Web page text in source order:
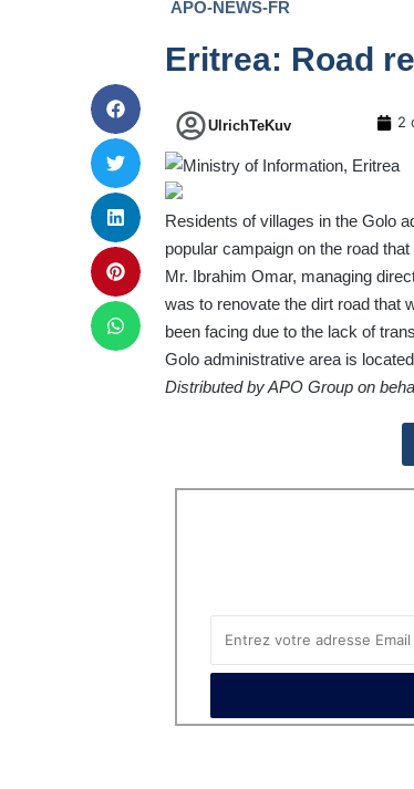
APO-NEWS-FR
Eritrea: Road
UlrichTeKuv 2
Residents of villages in the Golo
popular campaign on the road
Mr. Ibrahim Omar, managing
was to renovate the dirt road that
been facing due to the lack of
Golo administrative area is
Distributed by APO Group on